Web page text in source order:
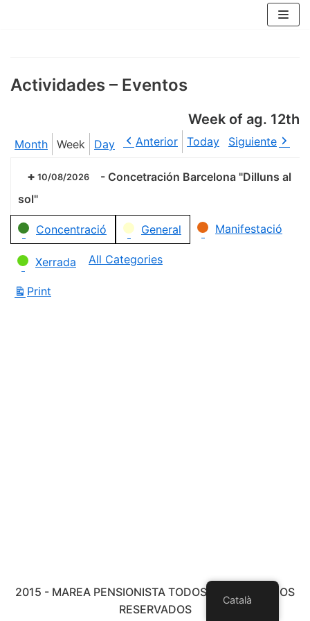
Actividades – Eventos
Week of ag. 12th
Month Week Day Anterior Today Siguiente
10/08/2026 - Concetración Barcelona "Dilluns al
sol"
Categories
Concentració General Manifestació
Xerrada All Categories
Print
2015 - MAREA PENSIONISTA TODOS LOS DERECHOS
RESERVADOS
Català